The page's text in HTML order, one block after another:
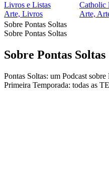
Livros e Listas
Arte, Livros
Catholic
Arte,
Sobre Pontas Soltas
Sobre Pontas Soltas
Sobre Pontas Soltas
Pontas Soltas: um Podcast
Primeira Temporada: todas as